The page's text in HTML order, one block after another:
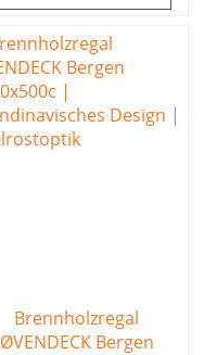
Brennholzregal
ØVENDECK Bergen